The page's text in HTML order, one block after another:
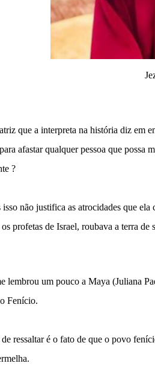
que a interpreta na história diz em
afastar qualquer pessoa que
?
isso não justifica as atrocidades que
profetas de Israel, roubava a terra de
lembrou um pouco a Maya (Juliana
Fenício.
ressaltar é o fato de que o povo